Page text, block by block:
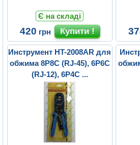
Є на складі
420 грн
Инструмент HT-2008AR для
обжима 8P8C (RJ-45), 6P6C
(RJ-12), 6P4C ...